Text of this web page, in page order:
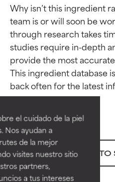
el cuidado de la piel
Nos ayudan a
de la mejor
visites nuestro sitio
partners,
a tus intereses
Why isn’t this ingredient
team is or will soon be
through research takes
studies require in-depth
provide the most
This ingredient database
BACK TO
ingredientes
EXCELENTE
Ingrediente
beneficios reales
ingredientes
EXCELENTE
Ingrediente
beneficios reales